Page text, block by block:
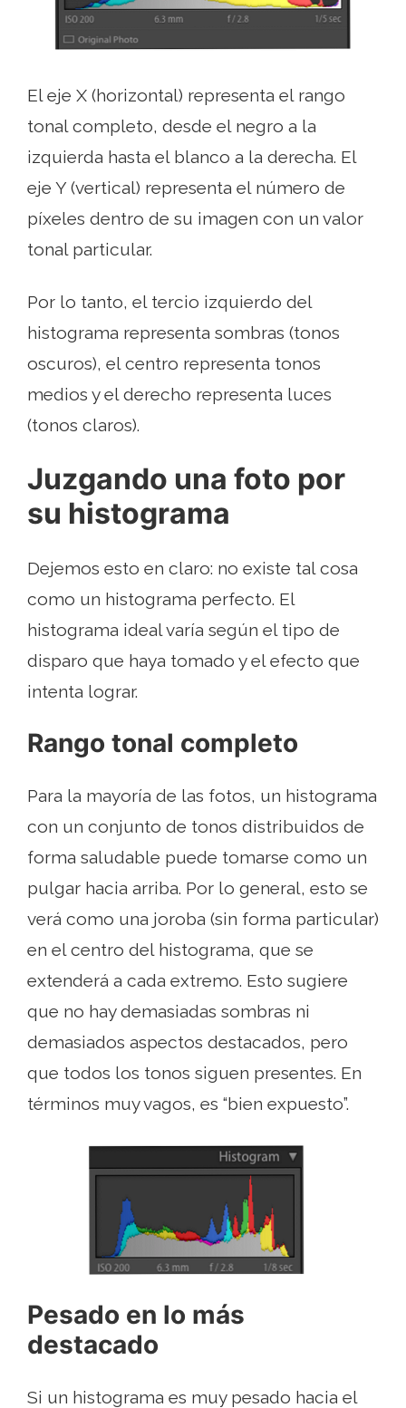
El eje X (horizontal) representa el rango
tonal completo, desde el negro a la
izquierda hasta el blanco a la derecha. El
eje Y (vertical) representa el número de
píxeles dentro de su imagen con un valor
tonal particular.
Por lo tanto, el tercio izquierdo del
histograma representa sombras (tonos
oscuros), el centro representa tonos
medios y el derecho representa luces
(tonos claros).
Juzgando una foto por
su histograma
Dejemos esto en claro: no existe tal cosa
como un histograma perfecto. El
histograma ideal varía según el tipo de
disparo que haya tomado y el efecto que
intenta lograr.
Rango tonal completo
Para la mayoría de las fotos, un histograma
con un conjunto de tonos distribuidos de
forma saludable puede tomarse como un
pulgar hacia arriba. Por lo general, esto se
verá como una joroba (sin forma particular)
en el centro del histograma, que se
extenderá a cada extremo. Esto sugiere
que no hay demasiadas sombras ni
demasiados aspectos destacados, pero
que todos los tonos siguen presentes. En
términos muy vagos, es “bien expuesto”.
Pesado en lo más
destacado
Si un histograma es muy pesado hacia el